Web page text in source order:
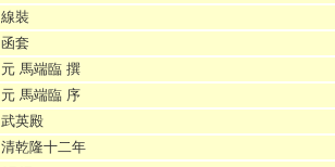
線裝
函套
元 馬端臨 撰
元 馬端臨 序
武英殿
清乾隆十二年